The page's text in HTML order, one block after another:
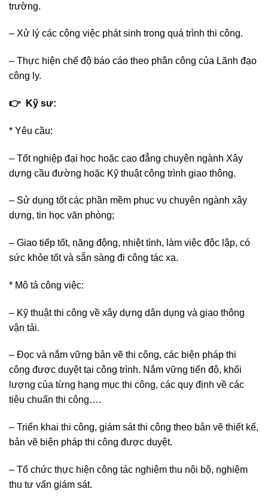
trường.
– Xử lý các công việc phát sinh trong quá trình thi công.
– Thực hiện chế độ báo cáo theo phân công của Lãnh đạo
công ly.
👉 Kỹ sư:
* Yêu cầu:
– Tốt nghiệp đại học hoặc cao đẳng chuyên ngành Xây
dựng cầu đường hoặc Kỹ thuật công trình giao thông.
– Sử dụng tốt các phần mềm phục vụ chuyên ngành xây
dựng, tin học văn phòng;
– Giao tiếp tốt, năng động, nhiệt tình, làm việc độc lập, có
sức khỏe tốt và sẵn sàng đi công tác xa.
* Mô tả công việc:
– Kỹ thuật thi công về xây dựng dân dụng và giao thông
vận tải.
– Đọc và nắm vững bản vẽ thi công, các biện pháp thi
công được duyệt tại công trình. Nắm vững tiến độ, khối
lượng của từng hạng mục thi công, các quy định về các
tiêu chuẩn thi công….
– Triển khai thi công, giám sát thi công theo bản vẽ thiết kế,
bản vẽ biện pháp thi công được duyệt.
– Tổ chức thực hiện công tác nghiệm thu nội bộ, nghiệm
thu tư vấn giám sát.